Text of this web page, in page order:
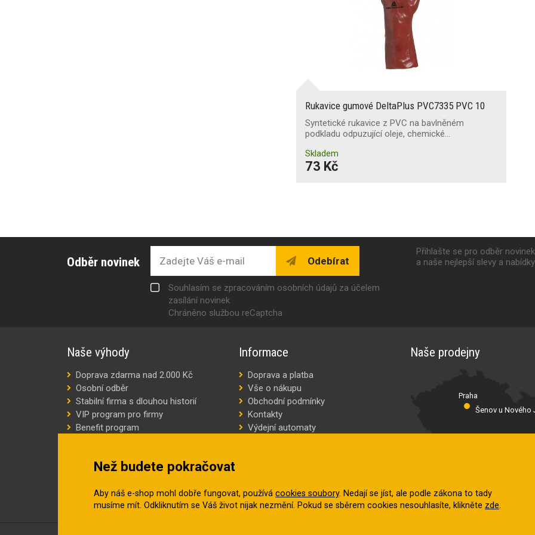
Rukavice gumové DeltaPlus PVC7335 PVC 10
Syntetické rukavice z PVC na bavlněném
podkladu odpuzující oleje, chemické…
Skladem
73 Kč
Odběr novinek Odebírat
Souhlasím se zpracováním osobních údajů za účelem
zasílání novinek
Chráněno službou reCaptcha
Přihlašte se pro odběr
a naše nejlepší slevy a
Naše výhody
Doprava zdarma nad 2.000 Kč
Osobní odběr
Stabilní firma s dlouhou historií
VIP program pro firmy
Benefit program
Šetříme náklady
Informace
Doprava a platba
Vše o nákupu
Obchodní podmínky
Kontakty
Výdejní automaty
Naše prodejny
Praha
Šenov u Nového
Než budete pokračovat
Aby náš e-shop mohl dobře fungovat, používá cookies soubory. Nedají se jíst, ale podle zákona to tady
musíme mít. Odkliknutím se Váš život nijak nezmění. Pokud se sběrem cookies nesouhlasíte, klikněte zde.